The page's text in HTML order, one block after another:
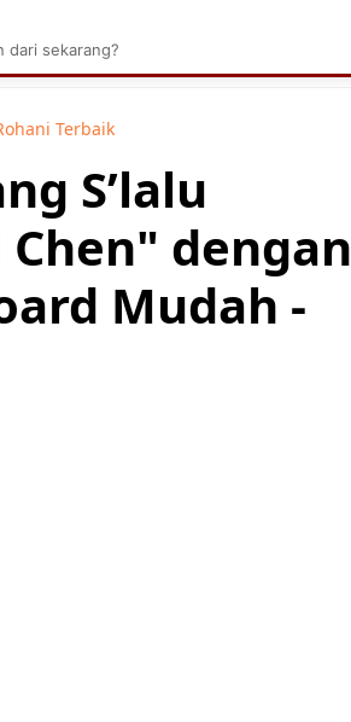
Tarombo Batak
Terbaik
S’lalu
dengan
Mudah -
dari sekarang?